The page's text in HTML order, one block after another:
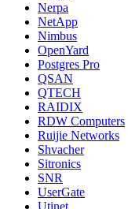
Nerpa
NetApp
Nimbus
OpenYard
Postgres Pro
QSAN
QTECH
RAIDIX
RDW Computers
Ruijie Networks
Shvacher
Sitronics
SNR
UserGate
Utinet